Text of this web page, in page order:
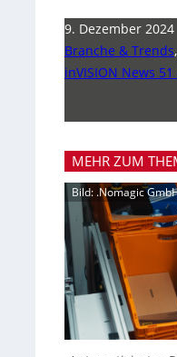
9. Dezember 2024
Branche & Trends,
inVISION News 51
MEHR ZUM
Bild: .Nomagic